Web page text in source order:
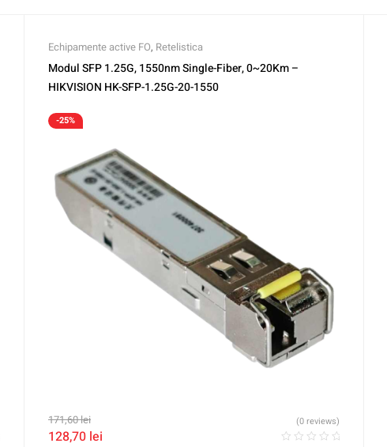
Echipamente active FO, Retelistica
Modul SFP 1.25G, 1550nm Single-Fiber, 0~20Km –
HIKVISION HK-SFP-1.25G-20-1550
-25%
171,60lei
128,70 lei
(0 reviews)